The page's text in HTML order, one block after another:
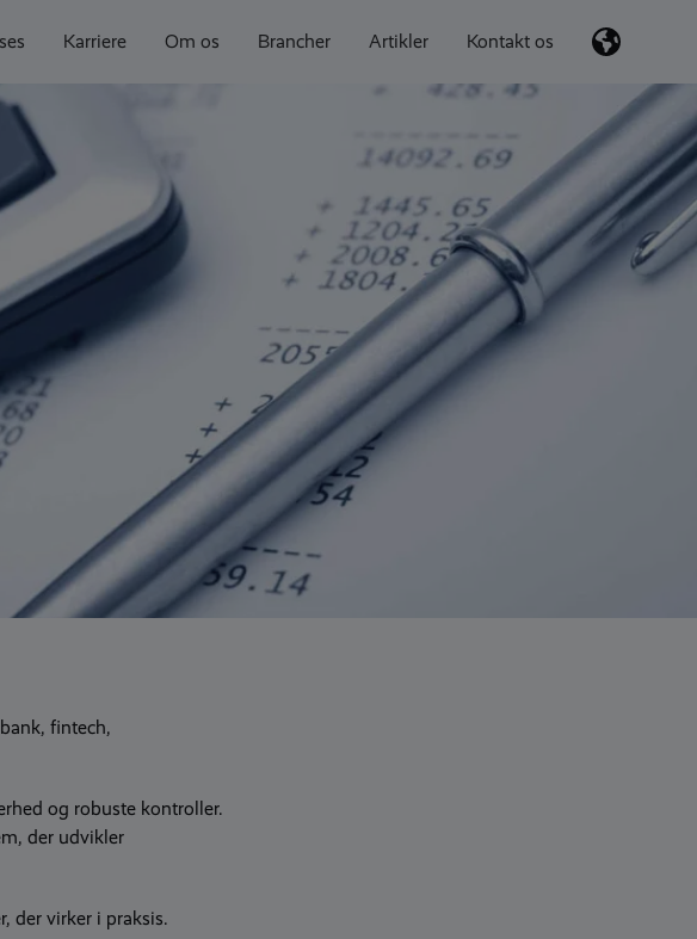
Karriere Om os Brancher Artikler Kontakt os
fintech,
og robuste kontroller.
der udvikler
der virker i praksis.